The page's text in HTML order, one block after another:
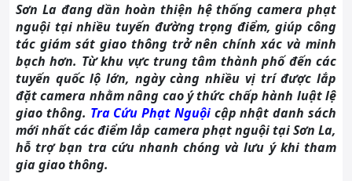
Sơn La đang dần hoàn thiện hệ thống camera phạt
nguội tại nhiều tuyến đường trọng điểm, giúp công
tác giám sát giao thông trở nên chính xác và minh
bạch hơn. Từ khu vực trung tâm thành phố đến các
tuyến quốc lộ lớn, ngày càng nhiều vị trí được lắp
đặt camera nhằm nâng cao ý thức chấp hành luật lệ
giao thông. Tra Cứu Phạt Nguộicập nhật danh sách
mới nhất các điểm lắp camera phạt nguội tại Sơn La,
hỗ trợ bạn tra cứu nhanh chóng và lưu ý khi tham
gia giao thông.